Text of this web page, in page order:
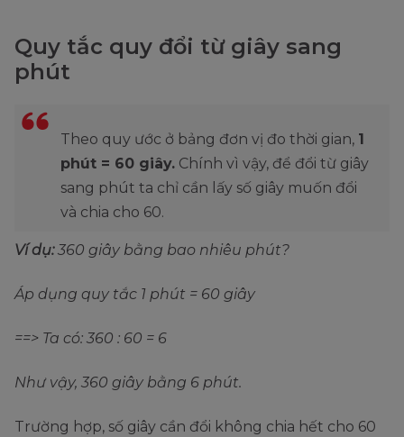
Quy tắc quy đổi từ giây sang
phút
Theo quy ước ở bảng đơn vị đo thời gian, 1
phút = 60 giây. Chính vì vậy, để đổi từ giây
sang phút ta chỉ cần lấy số giây muốn đổi
và chia cho 60.
Ví dụ:360 giây bằng bao nhiêu phút?
Áp dụng quy tắc 1 phút = 60 giây
==> Ta có: 360 : 60 = 6
Như vậy, 360 giây bằng 6 phút.
Trường hợp, số giây cần đổi không chia hết cho 60